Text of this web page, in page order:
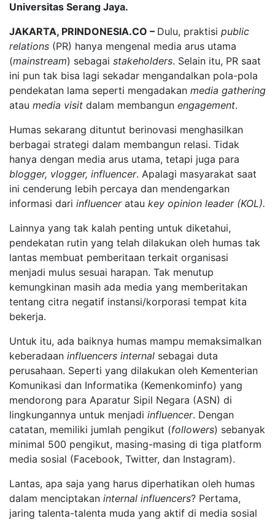
Universitas Serang Jaya.
JAKARTA, PRINDONESIA.CO – Dulu, praktisi public
relations (PR) hanya mengenal media arus utama
(mainstream) sebagai stakeholders. Selain itu, PR saat
ini pun tak bisa lagi sekadar mengandalkan pola-pola
pendekatan lama seperti mengadakan media gathering
atau media visit dalam membangun engagement.
Humas sekarang dituntut berinovasi menghasilkan
berbagai strategi dalam membangun relasi. Tidak
hanya dengan media arus utama, tetapi juga para
blogger, vlogger, influencer. Apalagi masyarakat saat
ini cenderung lebih percaya dan mendengarkan
informasi dari influenceratau key opinion leader (KOL).
Lainnya yang tak kalah penting untuk diketahui,
pendekatan rutin yang telah dilakukan oleh humas tak
lantas membuat pemberitaan terkait organisasi
menjadi mulus sesuai harapan. Tak menutup
kemungkinan masih ada media yang memberitakan
tentang citra negatif instansi/korporasi tempat kita
bekerja.
Untuk itu, ada baiknya humas mampu memaksimalkan
keberadaan influencers internal sebagai duta
perusahaan. Seperti yang dilakukan oleh Kementerian
Komunikasi dan Informatika (Kemenkominfo) yang
mendorong para Aparatur Sipil Negara (ASN) di
lingkungannya untuk menjadi influencer. Dengan
catatan, memiliki jumlah pengikut (followers) sebanyak
minimal 500 pengikut, masing-masing di tiga platform
media sosial (Facebook, Twitter, dan Instagram).
Lantas, apa saja yang harus diperhatikan oleh humas
dalam menciptakan internal influencers? Pertama,
jaring talenta-talenta muda yang aktif di media sosial